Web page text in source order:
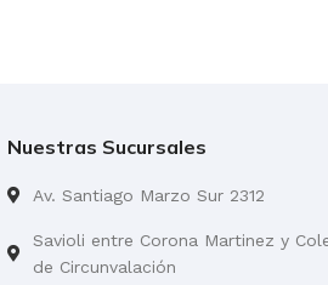
Nuestras Sucursales
Av. Santiago Marzo Sur 2312
Savioli entre Corona Martinez y
de Circunvalación